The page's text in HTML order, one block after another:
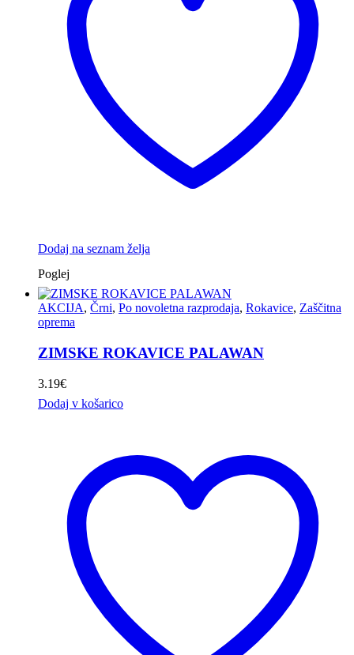
Dodaj na seznam želja
Poglej
AKCIJA, Črni, Po novoletna razprodaja, Rokavice, Zaščitna
oprema
ZIMSKE ROKAVICE PALAWAN
3.19€
Dodaj v košarico